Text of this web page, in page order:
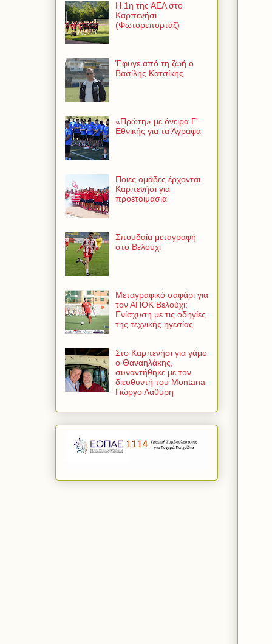
Η 1η της ΑΕΛ στο
Καρπενήσι
(Φωτορεπορτάζ)
Έφυγε από τη ζωή ο
Βασίλης Κατσίκης
«Πρώτη» με όνειρα Γ'
Εθνικής για τα Άγραφα
Ποιες ομάδες έρχονται
Καρπενήσι για
προετοιμασία
Σπουδαία μεταγραφή
στο Βελούχι
Μεταγραφικό σαφάρι για
τον ΑΠΟΚ Βελούχι:
Ενίσχυση με τις οδηγίες
της τεχνικής ηγεσίας
Στο Καρπενήσι για γάμο
ο Θαναηλάκης,
συναντήθηκε με τον
διευθυντή του Montana
Γιώργο Λαθύρη